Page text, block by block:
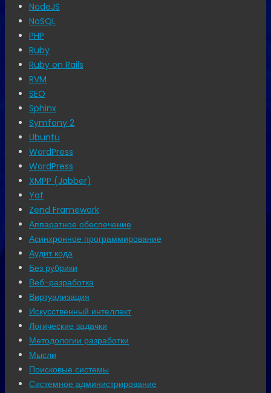
NodeJS
NoSQL
PHP
Ruby
Ruby on Rails
RVM
SEO
Sphinx
Symfony 2
Ubuntu
WordPress
WordPress
XMPP (Jabber)
Yaf
Zend Framework
Аппаратное обеспечение
Асинхронное программирование
Аудит кода
Без рубрики
Веб-разработка
Виртуализация
Искусственный интеллект
Логические задачки
Методологии разработки
Мысли
Поисковые системы
Системное администрирование